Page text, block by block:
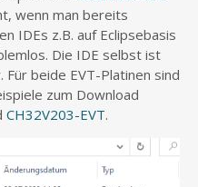
wenn man bereits
IDEs z.B. auf Eclipsebasis
Die IDE selbst ist
beide EVT-Platinen sind
zum Download
CH32V203-EVT.